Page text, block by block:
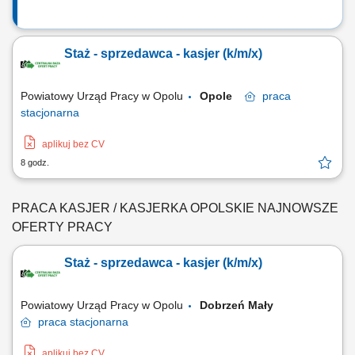
Staż - sprzedawca - kasjer (k/m/x)
Powiatowy Urząd Pracy w Opolu Opole
praca
stacjonarna
aplikuj bez CV
8 godz.
PRACA KASJER / KASJERKA OPOLSKIE NAJNOWSZE
OFERTY PRACY
Staż - sprzedawca - kasjer (k/m/x)
Powiatowy Urząd Pracy w Opolu
Dobrzeń Mały
praca stacjonarna